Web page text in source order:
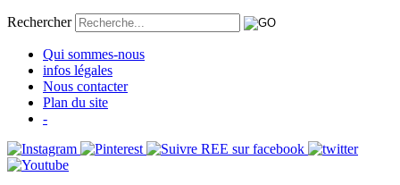
Rechercher
Qui sommes-nous
infos légales
Nous contacter
Plan du site
-